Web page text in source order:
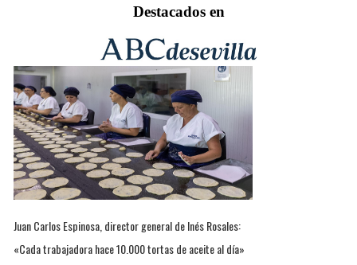
Destacados en
Juan Carlos Espinosa, director general de Inés Rosales:
«Cada trabajadora hace 10.000 tortas de aceite al día»